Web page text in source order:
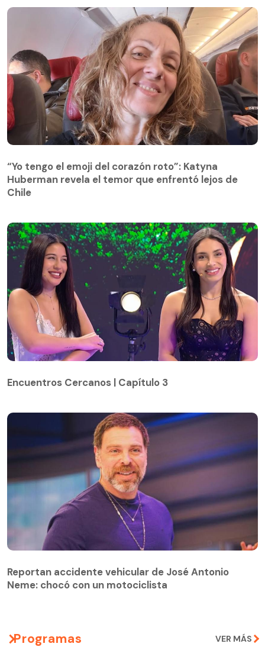
“Yo tengo el emoji del corazón roto”: Katyna
Huberman revela el temor que enfrentó lejos de
Chile
Encuentros Cercanos | Capítulo 3
Reportan accidente vehicular de José Antonio
Neme: chocó con un motociclista
Programas VER MÁS